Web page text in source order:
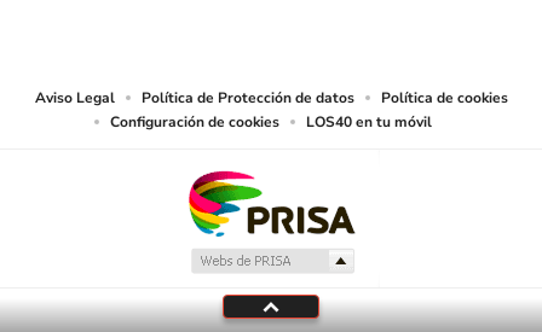
Aviso Legal Política de Protección de datos
Política de cookies
Configuración de cookies
LOS40 en tu móvil